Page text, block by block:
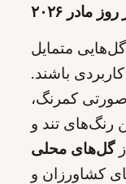
مادر ۲۰۲۶
متمایل
باشند.
صورتی کمرنگ،
تند و
گل‌های محلی
کشاورزان و